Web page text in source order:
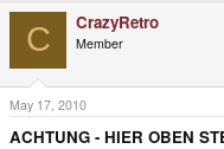
d
s
t
a
r
t
e
r
a
C CrazyRetro
Member
May 17, 2010
ACHTUNG - HIER OBEN